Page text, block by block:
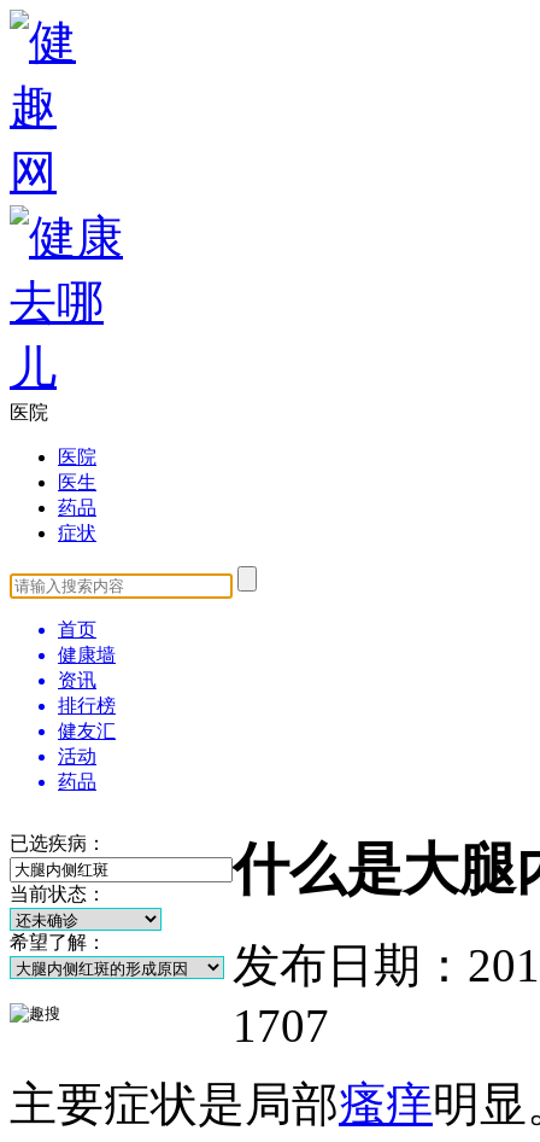
医院
医院
医生
药品
症状
首页
健康墙
资讯
排行榜
健友汇
活动
药品
已选疾病：
当前状态：
希望了解：
什么是大腿
发布日期：
1707
主要症状是局部瘙痒明